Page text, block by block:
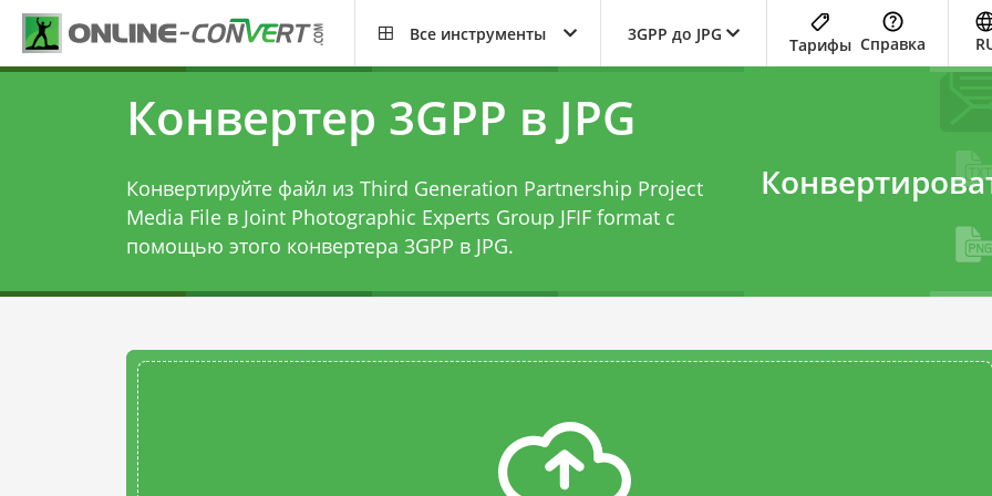
Все инструменты 3GPP до JPG
Тарифы Справка
Конвертер 3GPP в JPG
Конвертируйте файл из Third Generation Partnership Project
Media File в Joint Photographic Experts Group JFIF format с
помощью этого конвертера 3GPP в JPG.